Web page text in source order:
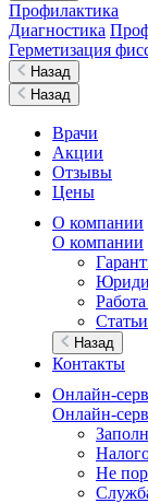
Профилактика
Диагностика
Герметизация
Назад
Назад
Врачи
Акции
Отзывы
Цены
О компании
О компании
Статьи
Назад
Контакты
Онлайн-
Онлайн-
Не